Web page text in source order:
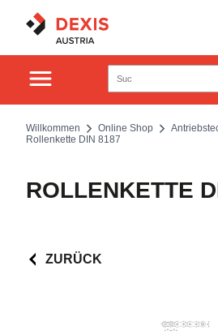
Willkommen Online Shop
Rollenkette DIN 8187
ROLLENKETTE
ZURÜCK